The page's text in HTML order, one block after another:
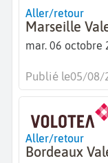
Aller/retour
Marseille
mar. 06 octobre
Publié le05/08/
Aller/retour
Bordeaux